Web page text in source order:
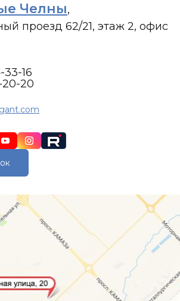
Челны,
проезд 62/21, этаж 2, офис
16
20